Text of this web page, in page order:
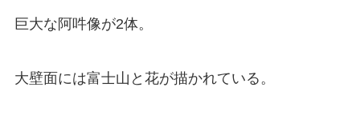
巨大な阿吽像が2体。
大壁面には富士山と花が描かれている。